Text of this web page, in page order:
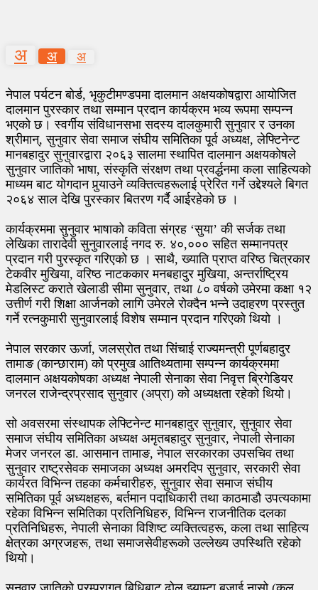
अ अ अ
नेपाल पर्यटन बोर्ड, भृकुटीमण्डपमा दालमान अक्षयकोषद्वारा आयोजित
दालमान पुरस्कार तथा सम्मान प्रदान कार्यक्रम भव्य रूपमा सम्पन्न
भएको छ। स्वर्गीय संविधानसभा सदस्य दालकुमारी सुनुवार र उनका
श्रीमान्, सुनुवार सेवा समाज संघीय समितिका पूर्व अध्यक्ष, लेफ्टिनेन्ट
मानबहादुर सुनुवारद्वारा २०६३ सालमा स्थापित दालमान अक्षयकोषले
सुनुवार जातिको भाषा, संस्कृति संरक्षण तथा प्रवर्द्धनमा कला साहित्यको
माध्यम बाट योगदान पुर्‍याउने व्यक्तित्वहरूलाई प्रेरित गर्ने उद्देश्यले बिगत
२०६४ साल देखि पुरस्कार बितरण गर्दै आईरहेको छ ।
कार्यक्रममा सुनुवार भाषाको कविता संग्रह ‘सुया’ की सर्जक तथा
लेखिका तारादेवी सुनुवारलाई नगद रु. ४०,००० सहित सम्मानपत्र
प्रदान गरी पुरस्कृत गरिएको छ । साथै, ख्याति प्राप्त वरिष्ठ चित्रकार
टेकवीर मुखिया, वरिष्ठ नाटककार मनबहादुर मुखिया, अन्तर्राष्ट्रिय
मेडलिस्ट कराते खेलाडी सीमा सुनुवार, तथा ८० वर्षको उमेरमा कक्षा १२
उत्तीर्ण गरी शिक्षा आर्जनको लागि उमेरले रोक्दैन भन्ने उदाहरण प्रस्तुत
गर्ने रत्नकुमारी सुनुवारलाई विशेष सम्मान प्रदान गरिएको थियो ।
नेपाल सरकार ऊर्जा, जलस्रोत तथा सिंचाई राज्यमन्त्री पूर्णबहादुर
तामाङ (कान्छाराम) को प्रमुख आतिथ्यतामा सम्पन्न कार्यक्रममा
दालमान अक्षयकोषका अध्यक्ष नेपाली सेनाका सेवा निवृत्त ब्रिगेडियर
जनरल राजेन्द्रप्रसाद सुनुवार (अप्रा) को अध्यक्षता रहेको थियो।
सो अवसरमा संस्थापक लेफ्टिनेन्ट मानबहादुर सुनुवार, सुनुवार सेवा
समाज संघीय समितिका अध्यक्ष अमृतबहादुर सुनुवार, नेपाली सेनाका
मेजर जनरल डा. आसमान तामाङ, नेपाल सरकारका उपसचिव तथा
सुनुवार राष्ट्रसेवक समाजका अध्यक्ष अमरदिप सुनुवार, सरकारी सेवा
कार्यरत विभिन्न तहका कर्मचारीहरु, सुनुवार सेवा समाज संघीय
समितिका पूर्व अध्यक्षहरू, बर्तमान पदाधिकारी तथा काठमाडौ उपत्यकामा
रहेका विभिन्न समितिका प्रतिनिधिहरु, विभिन्न राजनीतिक दलका
प्रतिनिधिहरू, नेपाली सेनाका विशिष्ट व्यक्तित्वहरू, कला तथा साहित्य
क्षेत्रका अग्रजहरू, तथा समाजसेवीहरूको उल्लेख्य उपस्थिति रहेको
थियो।